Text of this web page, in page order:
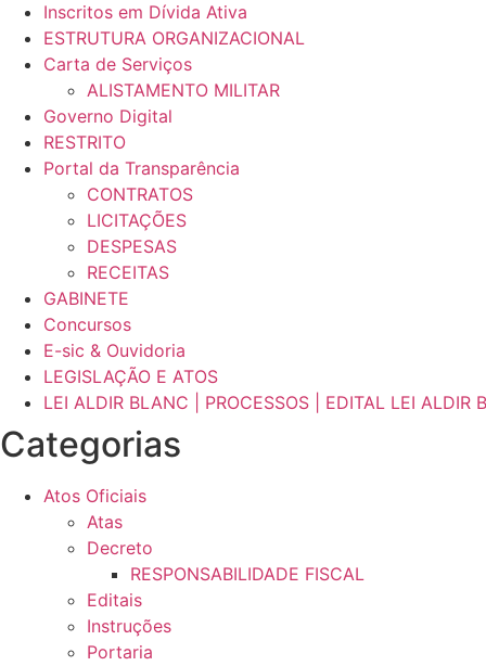
Inscritos em Dívida Ativa
ESTRUTURA ORGANIZACIONAL
Carta de Serviços
ALISTAMENTO MILITAR
Governo Digital
RESTRITO
Portal da Transparência
CONTRATOS
LICITAÇÕES
DESPESAS
RECEITAS
GABINETE
Concursos
E-sic & Ouvidoria
LEGISLAÇÃO E ATOS
LEI ALDIR BLANC | PROCESSOS | EDITAL LEI ALDIR
Categorias
Atos Oficiais
Atas
Decreto
RESPONSABILIDADE FISCAL
Editais
Instruções
Portaria